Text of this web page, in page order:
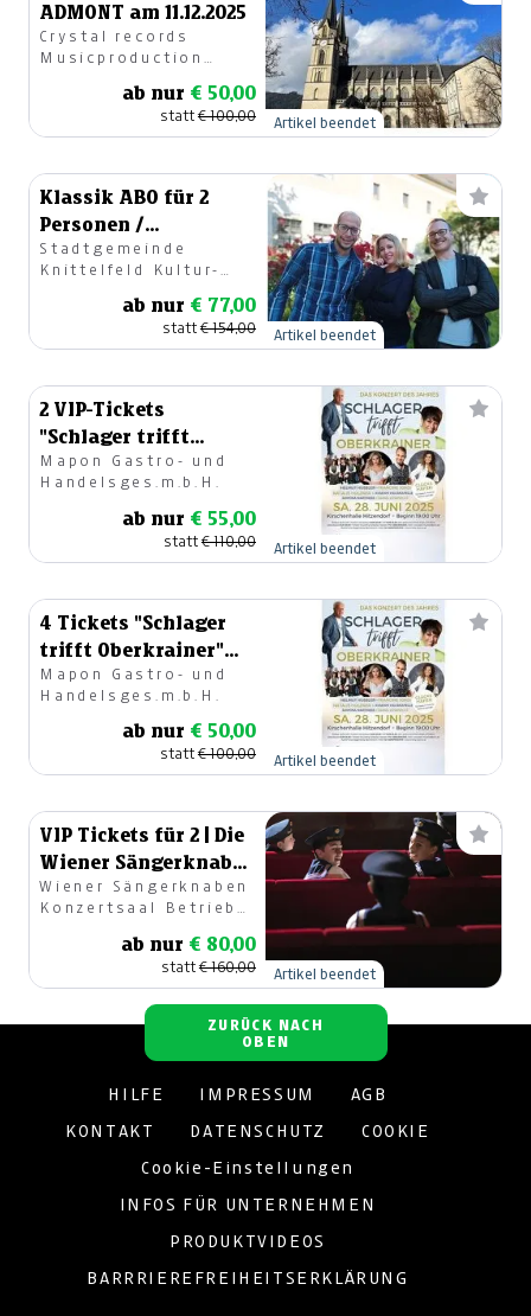
ADMONT am 11.12.2025
Crystal records
Musicproduction
ab nur € 50,00
statt€ 100,00 Artikel beendet
Klassik ABO für 2
Personen /
Kulturhaus
Knittelfeld
Stadtgemeinde
Knittelfeld Kultur-
ab nur € 77,00
statt€ 154,00 Artikel beendet
2 VIP-Tickets
"Schlager trifft
Oberkrainer" am
28.06.2025
Mapon Gastro- und
Handelsges.m.b.H.
ab nur € 55,00
statt€ 110,00 Artikel beendet
4 Tickets "Schlager
trifft Oberkrainer"
am 28.06.2025
Mapon Gastro- und
Handelsges.m.b.H.
ab nur € 50,00
statt€ 100,00 Artikel beendet
VIP Tickets für 2 | Die
Wiener Sängerknaben
im MuTh in Wien
Wiener Sängerknaben
Konzertsaal Betriebs
ab nur € 80,00
statt€ 160,00 Artikel beendet
ZURÜCK NACH
OBEN
HILFE IMPRESSUM AGB
KONTAKT DATENSCHUTZ COOKIE
Cookie-Einstellungen
INFOS FÜR UNTERNEHMEN
PRODUKTVIDEOS
BARRRIEREFREIHEITSERKLÄRUNG